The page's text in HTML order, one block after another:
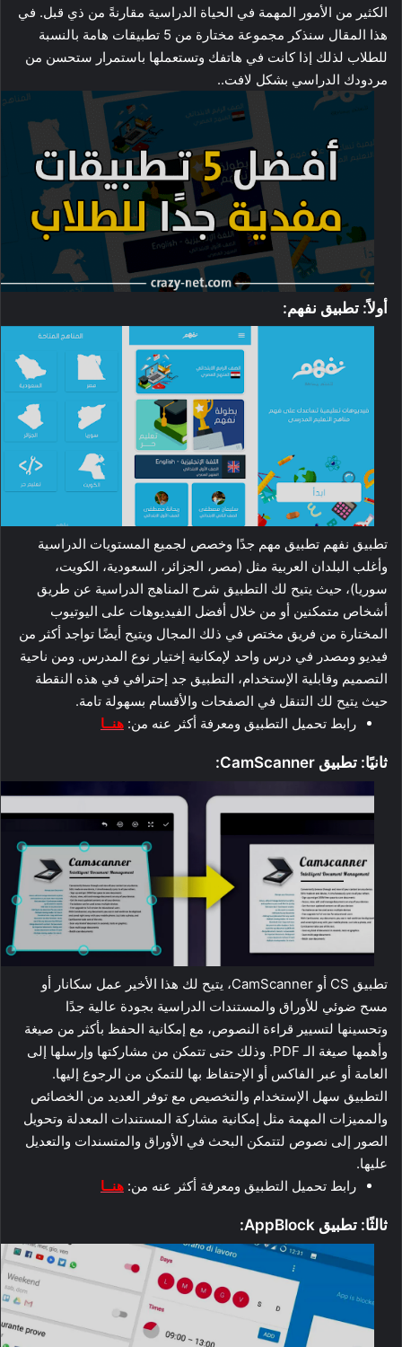
الكثير من الأمور المهمة في الحياة الدراسية مقارنةً من ذي قبل. في
هذا المقال سنذكر مجموعة مختارة من 5 تطبيقات هامة بالنسبة
للطلاب لذلك إذا كانت في هاتفك وتستعملها باستمرار ستحسن من
مردودك الدراسي بشكل لافت..
أولاً: تطبيق نفهم:
تطبيق نفهم تطبيق مهم جدًا وخصص لجميع المستويات الدراسية
وأغلب البلدان العربية مثل (مصر، الجزائر، السعودية، الكويت،
سوريا)، حيث يتيح لك التطبيق شرح المناهج الدراسية عن طريق
أشخاص متمكنين أو من خلال أفضل الفيديوهات على اليوتيوب
المختارة من فريق مختص في ذلك المجال ويتيح أيضًا تواجد أكثر من
فيديو ومصدر في درس واحد لإمكانية إختيار نوع المدرس. ومن ناحية
التصميم وقابلية الإستخدام، التطبيق جد إحترافي في هذه النقطة
حيث يتيح لك التنقل في الصفحات والأقسام بسهولة تامة.
رابط تحميل التطبيق ومعرفة أكثر عنه من: هنــا
ثانيًا: تطبيق CamScanner:
تطبيق CS أو CamScanner، يتيح لك هذا الأخير عمل سكانار أو
مسح ضوئي للأوراق والمستندات الدراسية بجودة عالية جدًا
وتحسينها لتسيير قراءة النصوص، مع إمكانية الحفظ بأكثر من صيغة
وأهمها صيغة الـ PDF. وذلك حتى تتمكن من مشاركتها وإرسلها إلى
العامة أو عبر الفاكس أو الإحتفاظ بها للتمكن من الرجوع إليها.
التطبيق سهل الإستخدام والتخصيص مع توفر العديد من الخصائص
والمميزات المهمة مثل إمكانية مشاركة المستندات المعدلة وتحويل
الصور إلى نصوص لتتمكن البحث في الأوراق والمتسندات والتعديل
عليها.
رابط تحميل التطبيق ومعرفة أكثر عنه من: هنــا
ثالثًا: تطبيق AppBlock: